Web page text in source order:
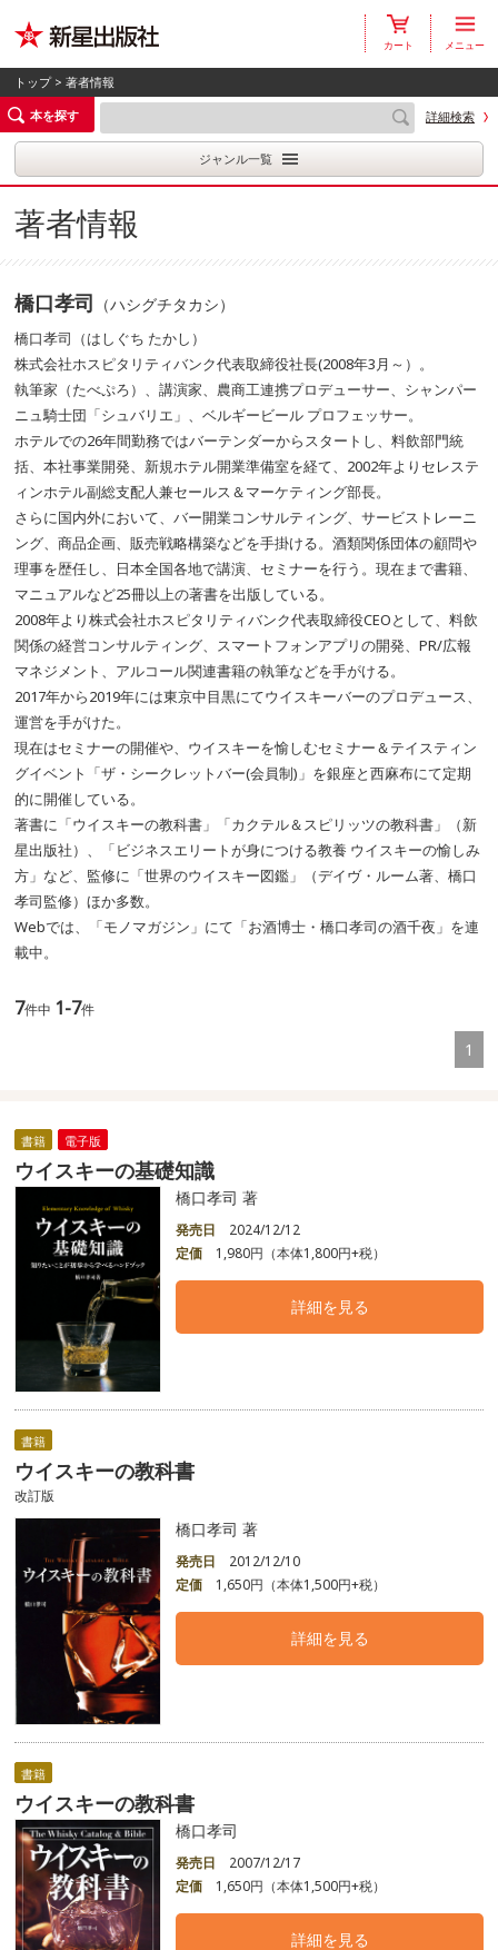
カート メニュー
トップ> 著者情報
本を探す
詳細検索
ジャンル一覧
著者情報
橋口孝司 （ハシグチタカシ）
橋口孝司（はしぐち たかし）
株式会社ホスピタリティバンク代表取締役社長(2008年3月～）。
執筆家（たべぷろ）、講演家、農商工連携プロデューサー、シャンパー
ニュ騎士団「シュバリエ」、ベルギービール プロフェッサー。
ホテルでの26年間勤務ではバーテンダーからスタートし、料飲部門統
括、本社事業開発、新規ホテル開業準備室を経て、2002年よりセレステ
ィンホテル副総支配人兼セールス＆マーケティング部長。
さらに国内外において、バー開業コンサルティング、サービストレーニ
ング、商品企画、販売戦略構築などを手掛ける。酒類関係団体の顧問や
理事を歴任し、日本全国各地で講演、セミナーを行う。現在まで書籍、
マニュアルなど25冊以上の著書を出版している。
2008年より株式会社ホスピタリティバンク代表取締役CEOとして、料飲
関係の経営コンサルティング、スマートフォンアプリの開発、PR/広報
マネジメント、アルコール関連書籍の執筆などを手がける。
2017年から2019年には東京中目黒にてウイスキーバーのプロデュース、
運営を手がけた。
現在はセミナーの開催や、ウイスキーを愉しむセミナー＆テイスティン
グイベント「ザ・シークレットバー(会員制)」を銀座と西麻布にて定期
的に開催している。
著書に「ウイスキーの教科書」「カクテル＆スピリッツの教科書」（新
星出版社）、「ビジネスエリートが身につける教養 ウイスキーの愉しみ
方」など、監修に「世界のウイスキー図鑑」（デイヴ・ルーム著、橋口
孝司監修）ほか多数。
Webでは、「モノマガジン」にて「お酒博士・橋口孝司の酒千夜」を連
載中。
7件中 1-7件
1
書籍 電子版
ウイスキーの基礎知識
橋口孝司 著
発売日
2024/12/12
定価
1,980円（本体1,800円+税）
詳細を見る
書籍
ウイスキーの教科書
改訂版
橋口孝司 著
発売日
2012/12/10
定価
1,650円（本体1,500円+税）
詳細を見る
書籍
ウイスキーの教科書
橋口孝司
発売日
2007/12/17
定価
1,650円（本体1,500円+税）
詳細を見る